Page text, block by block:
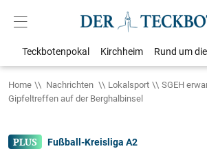
Teckbotenpokal Kirchheim Rund um
Home Nachrichten Lokalsport
SGEH
Gipfeltreffen auf der Berghalbinsel
Fußball-Kreisliga A2